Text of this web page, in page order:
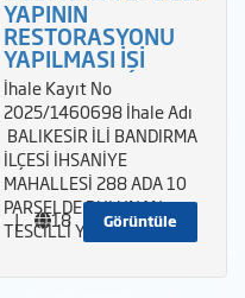
YAPININ
RESTORASYONU
YAPILMASI İŞİ
İhale Kayıt No
2025/1460698 İhale Adı
BALIKESİR İLİ BANDIRMA
İLÇESİ İHSANİYE
MAHALLESİ 288 ADA 10
PARSELDE BULUNAN
TESCİLLİ YAPININ RES
Görüntüle
| 18